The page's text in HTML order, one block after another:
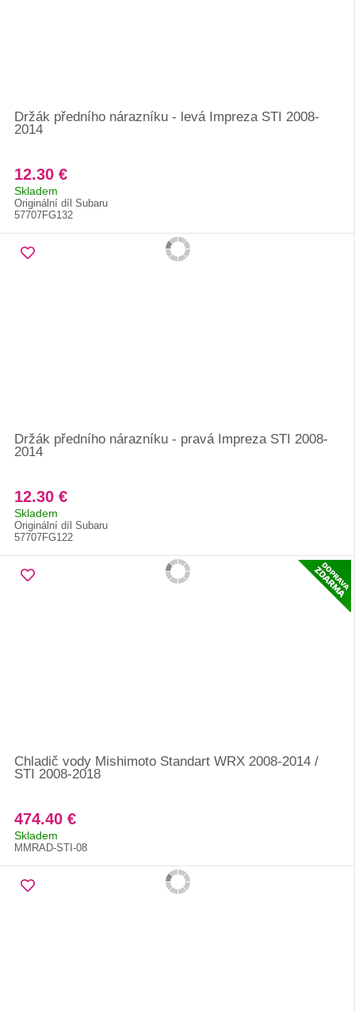
Držák předního nárazníku - levá Impreza STI 2008-
2014
12.30 €
Skladem
Originální díl Subaru
57707FG132
Držák předního nárazníku - pravá Impreza STI 2008-
2014
12.30 €
Skladem
Originální díl Subaru
57707FG122
Chladič vody Mishimoto Standart WRX 2008-2014 /
STI 2008-2018
474.40 €
Skladem
MMRAD-STI-08